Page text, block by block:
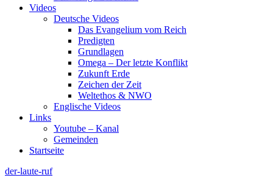
Videos
Deutsche Videos
Das Evangelium vom Reich
Predigten
Grundlagen
Omega – Der letzte Konflikt
Zukunft Erde
Zeichen der Zeit
Weltethos & NWO
Englische Videos
Links
Youtube – Kanal
Gemeinden
Startseite
der-laute-ruf